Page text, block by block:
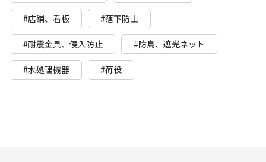
#店舗、看板 #落下防止
#耐震金具、侵入防止 #防鳥、遮光ネット
#水処理機器 #荷役